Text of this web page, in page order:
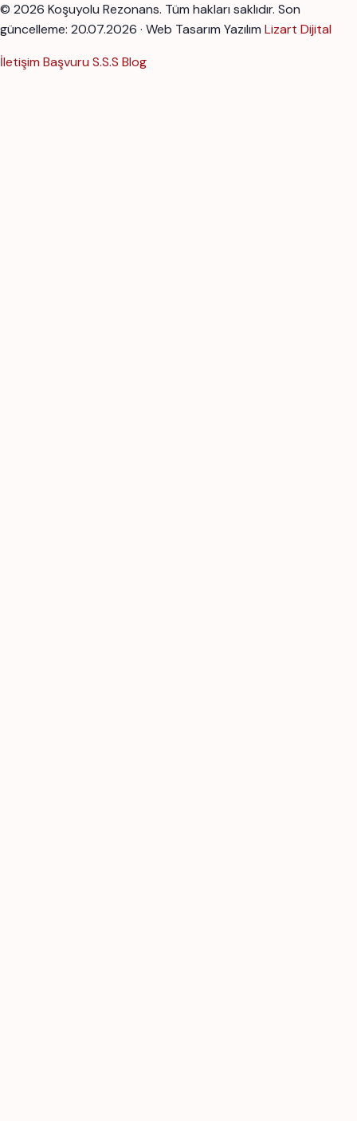
© 2026 Koşuyolu Rezonans. Tüm hakları saklıdır. Son
güncelleme: 20.07.2026 · Web Tasarım Yazılım Lizart Dijital
İletişim Başvuru S.S.S Blog